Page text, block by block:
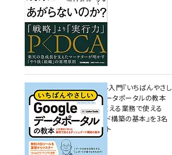
10:00
無料BIツール入門『いちばんやさし
いGoogleデータポータルの教本
人気講師が教える業務で使える
ダッシュボード構築の基本』を3名
様にプレゼント
7月31日 10:00